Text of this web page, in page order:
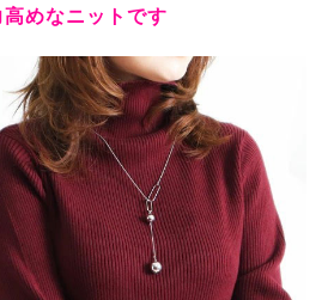
めなニットです